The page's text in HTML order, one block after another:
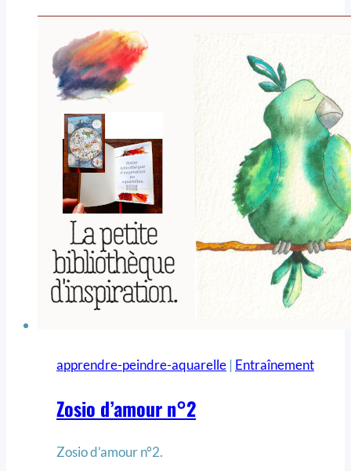
apprendre-peindre-aquarelle | Entraînement
Zosio d’amour n°2
Zosio d’amour n°2.